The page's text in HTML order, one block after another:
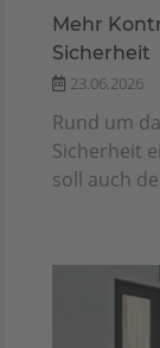
Mehr
Sicherheit
23.06.2026
Rund um
Sicherheit
soll auch